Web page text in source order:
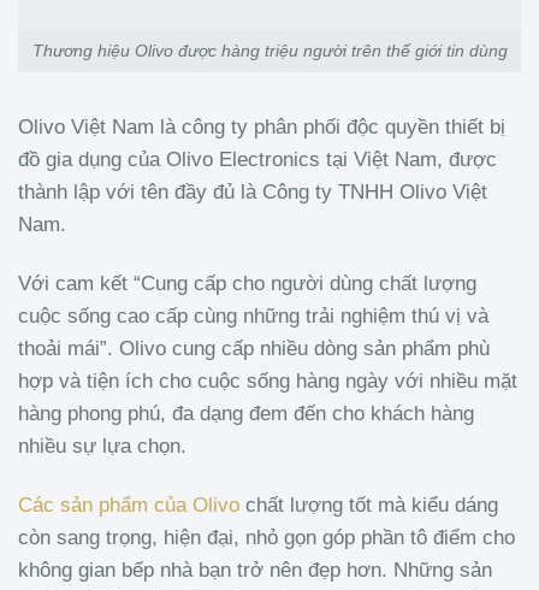
Thương hiệu Olivo được hàng triệu người trên thế giới tin dùng
Olivo Việt Nam là công ty phân phối độc quyền thiết bị
đồ gia dụng của Olivo Electronics tại Việt Nam, được
thành lập với tên đầy đủ là Công ty TNHH Olivo Việt
Nam.
Với cam kết “Cung cấp cho người dùng chất lượng
cuộc sống cao cấp cùng những trải nghiệm thú vị và
thoải mái”. Olivo cung cấp nhiều dòng sản phẩm phù
hợp và tiện ích cho cuộc sống hàng ngày với nhiều mặt
hàng phong phú, đa dạng đem đến cho khách hàng
nhiều sự lựa chọn.
Các sản phẩm của Olivo chất lượng tốt mà kiểu dáng
còn sang trọng, hiện đại, nhỏ gọn góp phần tô điểm cho
không gian bếp nhà bạn trở nên đẹp hơn. Những sản